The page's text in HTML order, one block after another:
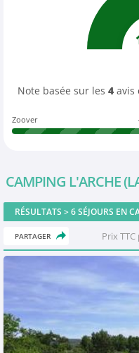
Note basée sur les 4 avis
Zoover
CAMPING L'ARCHE
RÉSULTATS >6SÉJOURS EN
PARTAGER Prix